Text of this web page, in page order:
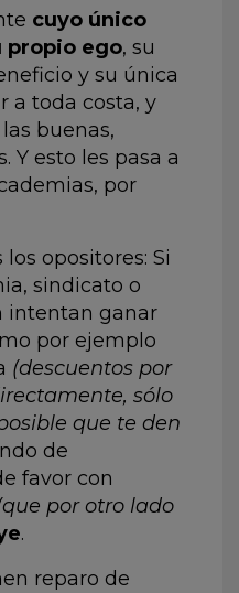
cuyo único
propio ego, su
y su única
a toda costa, y
buenas,
Y esto les pasa a
por
opositores: Si
sindicato o
intentan ganar
por ejemplo
(descuentos por
sólo
que te den
de
favor con
por otro lado
.
reparo de